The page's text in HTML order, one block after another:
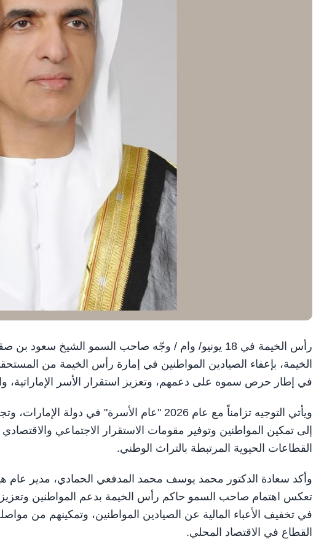
رأس الخيمة في 18 يونيو/ وام / وجّه صاحب السمو الشيخ
في إطار حرص سموه على دعمهم، وتعزيز استقرار الأسر الإماراتية،
ويأتي التوجيه تزامناً مع عام 2026 "عام
إلى تمكين المواطنين وتوفير مقومات الاستقرار الاجتماعي
القطاعات الحيوية المرتبطة بالتراث الوطني.
وأكد سعادة الدكتور محمد يوسف محمد المدفعي الحمادي، مدير عام
تعكس اهتمام صاحب السمو حاكم رأس الخيمة بدعم المواطنين
في تخفيف الأعباء المالية عن الصيادين المواطنين، وتمكينهم من
القطاع في الاقتصاد المحلي.